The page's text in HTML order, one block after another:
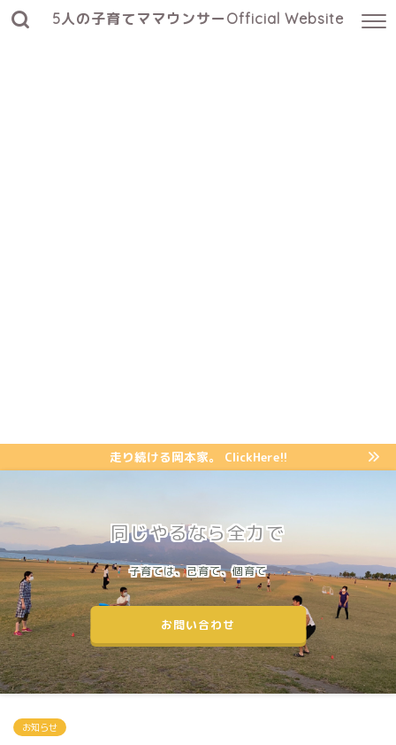
5人の子育てママウンサーOfficial Website
走り続ける岡本家。 ClickHere!!
同じやるなら全力で
子育ては、己育て、個育て
お問い合わせ
お知らせ